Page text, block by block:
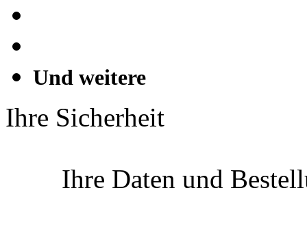
Und weitere
Ihre Sicherheit
Ihre Daten und